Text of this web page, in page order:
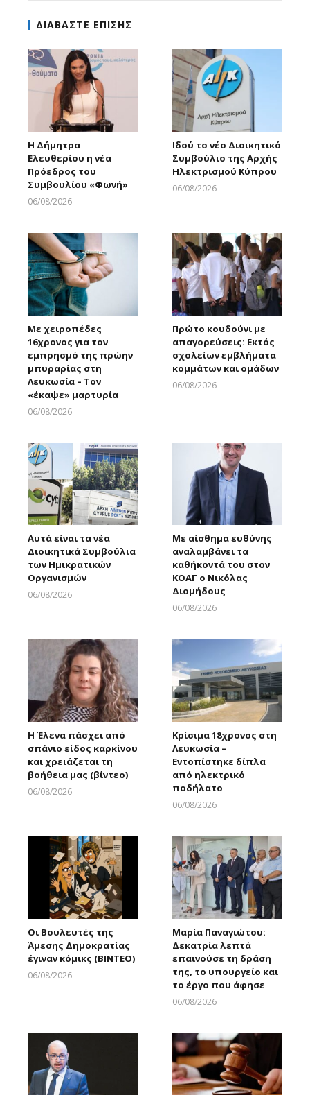
ΔΙΑΒΑΣΤΕ ΕΠΙΣΗΣ
Η Δήμητρα
Ελευθερίου η νέα
Πρόεδρος του
Συμβουλίου «Φωνή»
06/08/2026
Ιδού το νέο Διοικητικό
Συμβούλιο της Αρχής
Ηλεκτρισμού Κύπρου
06/08/2026
Με χειροπέδες
16χρονος για τον
εμπρησμό της πρώην
μπυραρίας στη
Λευκωσία – Τον
«έκαψε» μαρτυρία
06/08/2026
Πρώτο κουδούνι με
απαγορεύσεις: Εκτός
σχολείων εμβλήματα
κομμάτων και ομάδων
06/08/2026
Αυτά είναι τα νέα
Διοικητικά Συμβούλια
των Ημικρατικών
Οργανισμών
06/08/2026
Με αίσθημα ευθύνης
αναλαμβάνει τα
καθήκοντά του στον
ΚΟΑΓ ο Νικόλας
Διομήδους
06/08/2026
Η Έλενα πάσχει από
σπάνιο είδος καρκίνου
και χρειάζεται τη
βοήθεια μας (βίντεο)
06/08/2026
Κρίσιμα 18χρονος στη
Λευκωσία –
Εντοπίστηκε δίπλα
από ηλεκτρικό
ποδήλατο
06/08/2026
Οι Βουλευτές της
Άμεσης Δημοκρατίας
έγιναν κόμικς (ΒΙΝΤΕΟ)
06/08/2026
Μαρία Παναγιώτου:
Δεκατρία λεπτά
επαινούσε τη δράση
της, το υπουργείο και
το έργο που άφησε
06/08/2026